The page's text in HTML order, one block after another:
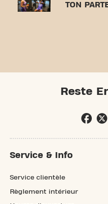
TON
Reste
Service & Info
Service clientèle
Règlement intérieur